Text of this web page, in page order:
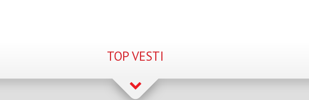
TOP VESTI